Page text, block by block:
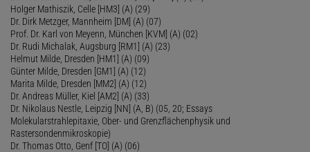
Holger Mathiszik, Celle [HM3] (A) (29)
Dr. Dirk Metzger, Mannheim [DM] (A) (07)
Prof. Dr. Karl von Meyenn, München [KVM] (A) (02)
Dr. Rudi Michalak, Augsburg [RM1] (A) (23)
Helmut Milde, Dresden [HM1] (A) (09)
Günter Milde, Dresden [GM1] (A) (12)
Marita Milde, Dresden [MM2] (A) (12)
Dr. Andreas Müller, Kiel [AM2] (A) (33)
Dr. Nikolaus Nestle, Leipzig [NN] (A, B) (05, 20; Essays
Molekularstrahlepitaxie, Ober- und Grenzflächenphysik und
Rastersondenmikroskopie)
Dr. Thomas Otto, Genf [TO] (A) (06)